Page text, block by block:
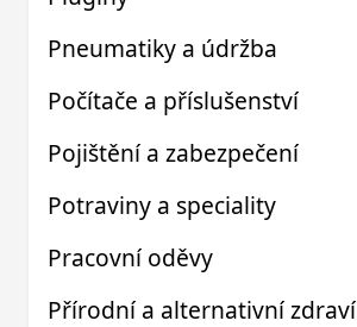
Pneumatiky a údržba
Počítače a příslušenství
Pojištění a zabezpečení
Potraviny a speciality
Pracovní oděvy
Přírodní a alternativní zdraví